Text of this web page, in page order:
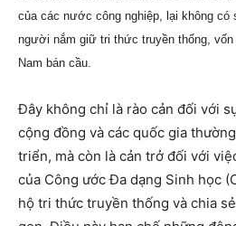
của các nước công nghiệp, lại không
người nắm giữ tri thức truyền thống,
Nam bán cầu.
Đây không chỉ là rào cản đối với
cộng đồng và các quốc gia
triển, mà còn là cản trở đối với
của Công ước Đa dạng Sinh học
hộ tri thức truyền thống và chia